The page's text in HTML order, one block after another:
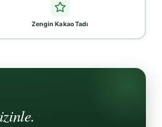
Zengin Kakao Tadı